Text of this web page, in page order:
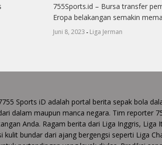
755Sports.id – Bursa transfer
Eropa belakangan semakin
Juni 8, 2023 - Liga Jerman
Sports iD adalah portal berita sepak bola
dalam maupun manca negara. Tim reporter
Anda. Ragam berita dari Liga Inggris, Liga
kulit bundar dari ajang bergengsi seperti Liga